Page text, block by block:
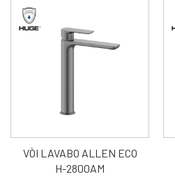
VÒI LAVABO ALLEN ECO
H-2800AM